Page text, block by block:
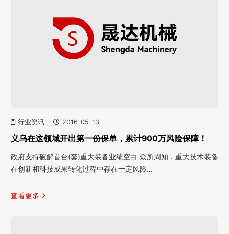
行业资讯 2016-05-13
义乌在这领域开出第一份保单，累计900万风险保障！
政府支持破解首台(套)重大装备业绩空白 众所周知，重大技术装备
在创新和科技成果转化过程中存在一定风险…
查看更多